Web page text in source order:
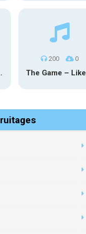
Cruz
200 0